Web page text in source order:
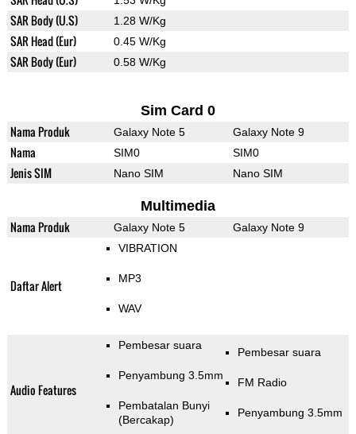
SAR Body (U.S) 1.28 W/Kg
SAR Head (Eur) 0.45 W/Kg
SAR Body (Eur) 0.58 W/Kg
Sim Card 0
Nama Produk Galaxy Note 5 Galaxy Note 9
Nama SIM0 SIM0
Jenis SIM Nano SIM Nano SIM
Multimedia
Nama Produk Galaxy Note 5 Galaxy Note 9
Daftar Alert
VIBRATION
MP3
WAV
Audio Features
Pembesar suara
Penyambung 3.5mm
Pembatalan Bunyi
(Bercakap)
Pembesar suara
FM Radio
Penyambung 3.5mm